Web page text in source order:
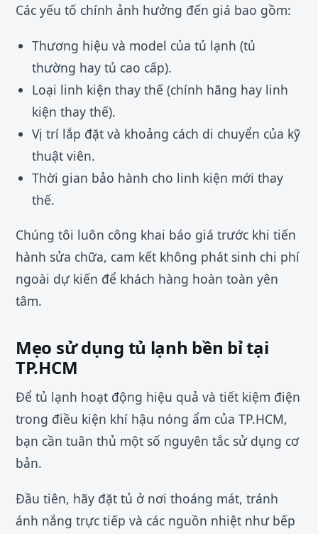
Các yếu tố chính ảnh hưởng đến giá bao gồm:
Thương hiệu và model của tủ lạnh (tủ
thường hay tủ cao cấp).
Loại linh kiện thay thế (chính hãng hay linh
kiện thay thế).
Vị trí lắp đặt và khoảng cách di chuyển của kỹ
thuật viên.
Thời gian bảo hành cho linh kiện mới thay
thế.
Chúng tôi luôn công khai báo giá trước khi tiến
hành sửa chữa, cam kết không phát sinh chi phí
ngoài dự kiến để khách hàng hoàn toàn yên
tâm.
Mẹo sử dụng tủ lạnh bền bỉ tại
TP.HCM
Để tủ lạnh hoạt động hiệu quả và tiết kiệm điện
trong điều kiện khí hậu nóng ẩm của TP.HCM,
bạn cần tuân thủ một số nguyên tắc sử dụng cơ
bản.
Đầu tiên, hãy đặt tủ ở nơi thoáng mát, tránh
ánh nắng trực tiếp và các nguồn nhiệt như bếp